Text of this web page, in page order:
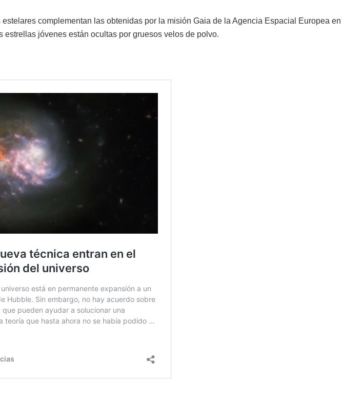
complementan las obtenidas por la misión Gaia de la Agencia Espacial Europea en
estrellas jóvenes están ocultas por gruesos velos de polvo.